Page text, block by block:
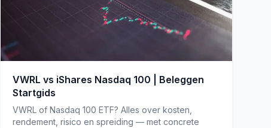
VWRL vs iShares Nasdaq 100 | Beleggen
Startgids
VWRL of Nasdaq 100 ETF? Alles over kosten,
rendement, risico en spreiding — met concrete